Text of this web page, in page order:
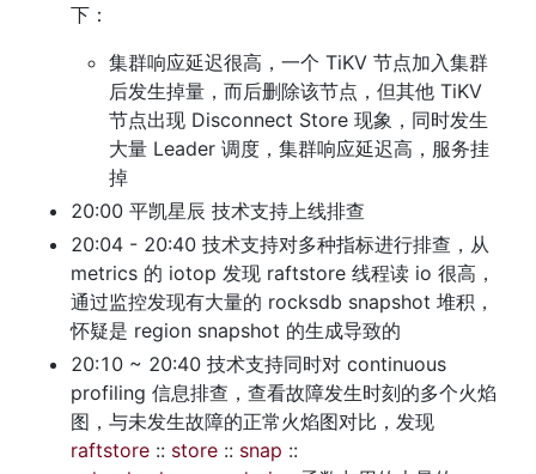
下：
集群响应延迟很高，一个 TiKV 节点加入集群
后发生掉量，而后删除该节点，但其他 TiKV
节点出现 Disconnect Store 现象，同时发生
大量 Leader 调度，集群响应延迟高，服务挂
掉
20:00 平凯星辰 技术支持上线排查
20:04 - 20:40 技术支持对多种指标进行排查，从
metrics 的 iotop 发现 raftstore 线程读 io 很高，
通过监控发现有大量的 rocksdb snapshot 堆积，
怀疑是 region snapshot 的生成导致的
20:10 ~ 20:40 技术支持同时对 continuous
profiling 信息排查，查看故障发生时刻的多个火焰
图，与未发生故障的正常火焰图对比，发现
raftstore :: store :: snap ::